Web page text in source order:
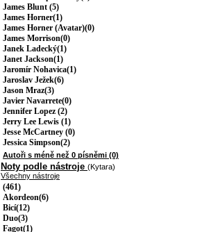
James Blunt (5)
James Horner(1)
James Horner (Avatar)(0)
James Morrison(0)
Janek Ladecký(1)
Janet Jackson(1)
Jaromír Nohavica(1)
Jaroslav Ježek(6)
Jason Mraz(3)
Javier Navarrete(0)
Jennifer Lopez (2)
Jerry Lee Lewis (1)
Jesse McCartney (0)
Jessica Simpson(2)
Autoři s méně než 0 písněmi (0)
Noty podle nástroje (Kytara)
Všechny nástroje
(461)
Akordeon(6)
Bicí(12)
Duo(3)
Fagot(1)